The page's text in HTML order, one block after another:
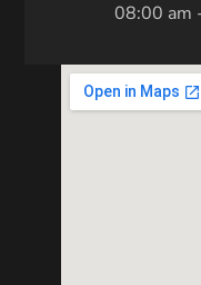
08:00 am